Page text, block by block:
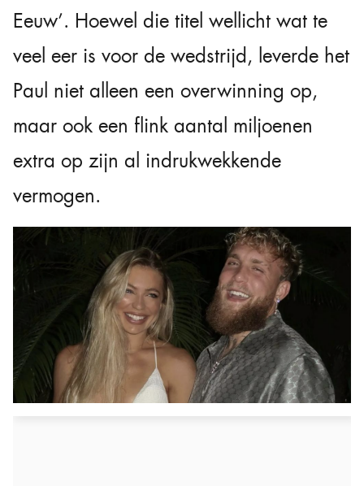
Eeuw’. Hoewel die titel wellicht wat te
veel eer is voor de wedstrijd, leverde het
Paul niet alleen een overwinning op,
maar ook een flink aantal miljoenen
extra op zijn al indrukwekkende
vermogen.